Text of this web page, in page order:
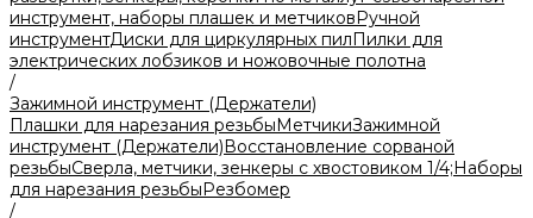
инструмент, наборы плашек и метчиковРучной
инструментДиски для циркулярных пилПилки для
электрических лобзиков и ножовочные полотна
/
Зажимной инструмент (Держатели)
Плашки для нарезания резьбыМетчикиЗажимной
инструмент (Держатели)Восстановление сорваной
резьбыСверла, метчики, зенкеры с хвостовиком 1/4;Наборы
для нарезания резьбыРезбомер
/